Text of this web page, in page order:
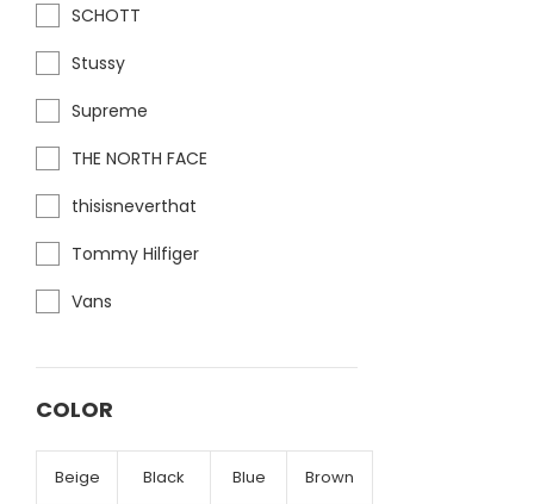
SCHOTT
Stussy
Supreme
THE NORTH FACE
thisisneverthat
Tommy Hilfiger
Vans
COLOR
Beige Black Blue Brown